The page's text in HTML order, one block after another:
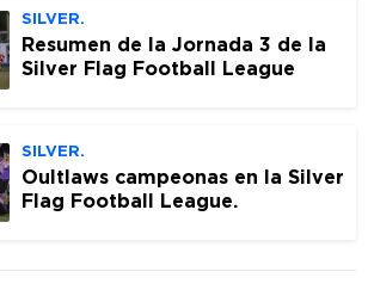
SILVER.
Resumen de la Jornada 3 de la
Silver Flag Football League
SILVER.
Oultlaws campeonas en la Silver
Flag Football League.